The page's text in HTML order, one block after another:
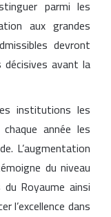
parmi les
aux grandes
devront
décisives avant la
institutions les
année les
L’augmentation
du niveau
Royaume ainsi
l’excellence dans